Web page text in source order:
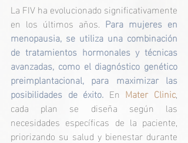
La FIV ha evolucionado significativamente
en los últimos años. Para mujeres en
menopausia, se utiliza una combinación
de tratamientos hormonales y técnicas
avanzadas, como el diagnóstico genético
preimplantacional, para maximizar las
posibilidades de éxito. En Mater Clinic,
cada plan se diseña según las
necesidades específicas de la paciente,
priorizando su salud y bienestar durante